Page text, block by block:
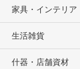
家具・インテリア
生活雑貨
什器・店舗資材